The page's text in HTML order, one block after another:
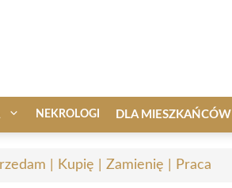
NEKROLOGI DLA MIESZKAŃCÓW
| Kupię | Zamienię | Praca